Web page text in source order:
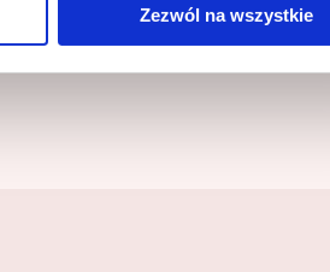
Zezwól na wszystkie